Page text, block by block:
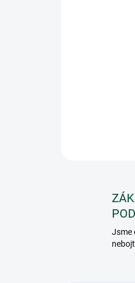
Jsme